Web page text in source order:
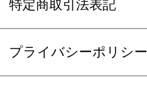
特定商取引法表記
プライバシーポリシー